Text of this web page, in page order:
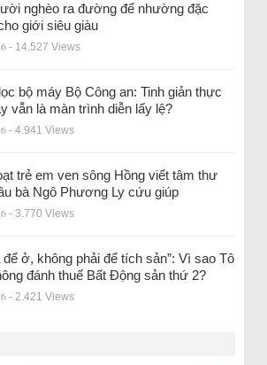
nghèo ra đường để nhường đặc
giới siêu giàu
- 14.527 Views
bộ máy Bộ Công an: Tinh giản thực
vẫn là màn trình diễn lấy lệ?
- 4.941 Views
trẻ em ven sông Hồng viết tâm thư
bà Ngô Phương Ly cứu giúp
- 3.770 Views
để ở, không phải để tích sản”: Vì sao Tô
đánh thuế Bất Động sản thứ 2?
- 2.421 Views